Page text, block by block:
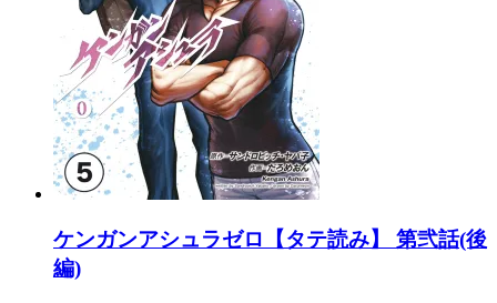
ケンガンアシュラゼロ【タテ読み】 第弐話(後
編)